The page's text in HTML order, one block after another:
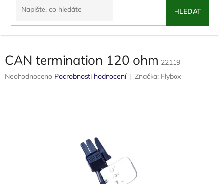
HLEDAT
CAN termination 120 ohm 22119
Průměrné
Neohodnoceno Podrobnosti hodnocení Značka: Flybox